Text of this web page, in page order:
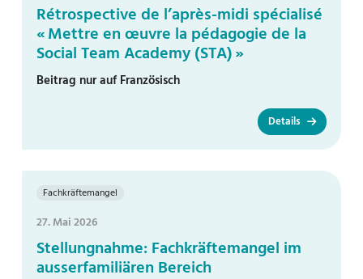
Rétrospective de l’après-midi spécialisé
« Mettre en œuvre la pédagogie de la
Social Team Academy (STA) »
Beitrag nur auf Französisch
Details
Fachkräftemangel
27. Mai 2026
Stellungnahme: Fachkräftemangel im
ausserfamiliären Bereich